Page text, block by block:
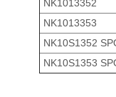
NK1013352
NK1013353
NK10S1352
NK10S1353